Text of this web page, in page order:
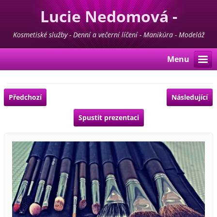
Lucie Nedomová -
Kosmetika - Manikúra -
Pedikúra
Kosmetiské služby - Denní a večerní líčení - Manikúra - Modeláž
nehtů - Pedikúra - Depilace - Prodej kosmetiky For Life & Madaga
Menu
Předchozí Následující
Spustit prezentaci